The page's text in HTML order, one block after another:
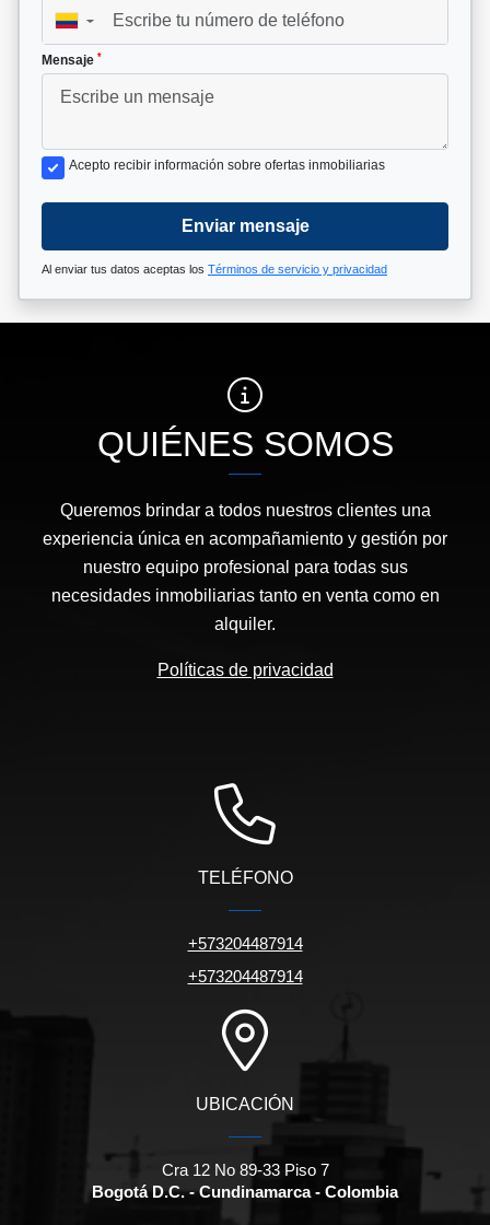
▼
Mensaje *
Acepto recibir información sobre ofertas inmobiliarias
Enviar mensaje
Al enviar tus datos aceptas los Términos de servicio y privacidad
QUIÉNES SOMOS
Queremos brindar a todos nuestros clientes una
experiencia única en acompañamiento y gestión por
nuestro equipo profesional para todas sus
necesidades inmobiliarias tanto en venta como en
alquiler.
Políticas de privacidad
TELÉFONO
+573204487914
+573204487914
UBICACIÓN
Cra 12 No 89-33 Piso 7
Bogotá D.C. - Cundinamarca - Colombia